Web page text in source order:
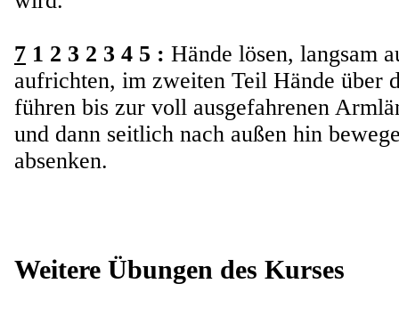
7 1 2 3 2 3 4 5 : Hände lösen, langsam
aufrichten, im zweiten Teil Hände über
führen bis zur voll ausgefahrenen
und dann seitlich nach außen hin
absenken.
Weitere Übungen des Kurses